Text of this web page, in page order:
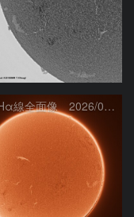
太陽 Hα線全面像 2026/08/08